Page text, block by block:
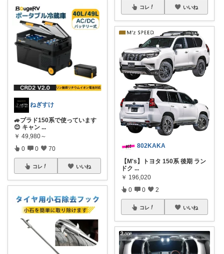
ねぎすけ
🚙プラド150系で使っています
😊 キャン ...
￥ 49,980～
0 0 70
コレ いいね
コレ いいね
802KAKA
【M's】トヨタ 150系 後期 ラン
ドク ...
￥ 196,020
0 0 2
コレ いいね